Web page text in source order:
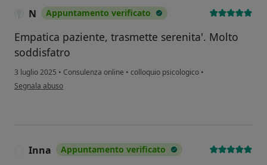
N Appuntamento verificato
Empatica paziente, trasmette serenita'. Molto
soddisfatro
3 luglio 2025 • Consulenza online • colloquio psicologico •
secondo l'opinione dell'utente N
Segnala abuso
Inna Appuntamento verificato